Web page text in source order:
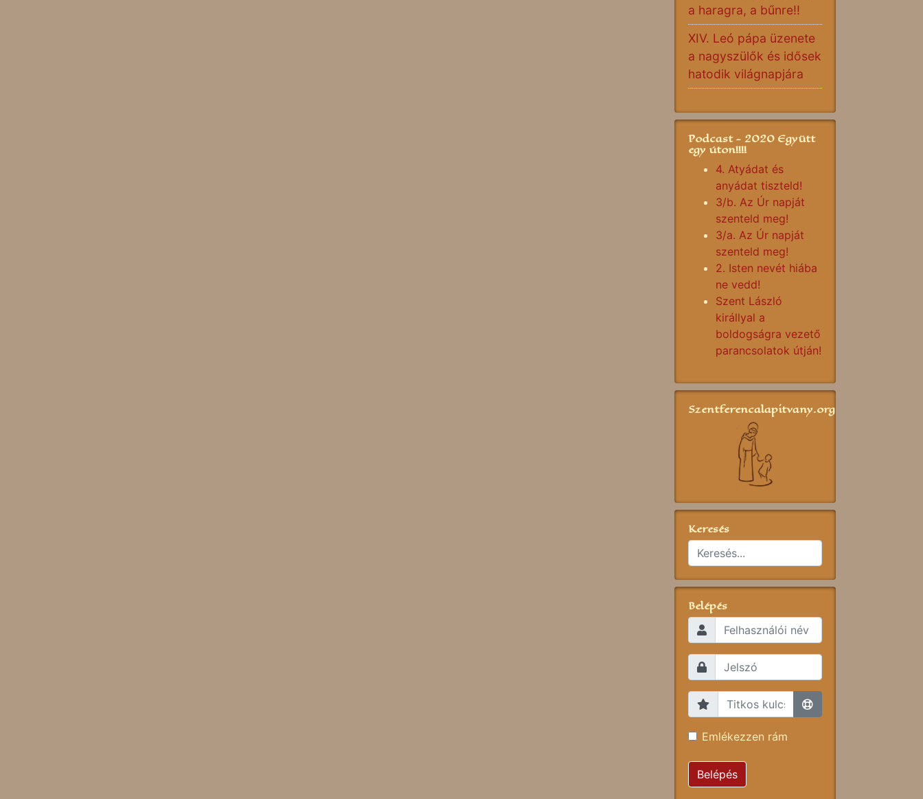
a haragra, a bűnre!!
XIV. Leó pápa üzenete
a nagyszülők és idősek
hatodik világnapjára
Podcast - 2020 Együtt
egy úton!!!!
4. Atyádat és
anyádat tiszteld!
3/b. Az Úr napját
szenteld meg!
3/a. Az Úr napját
szenteld meg!
2. Isten nevét hiába
ne vedd!
Szent László
királlyal a
boldogságra vezető
parancsolatok útján!
Szentferencalapitvany.org
Keresés
Belépés
Emlékezzen rám
Belépés